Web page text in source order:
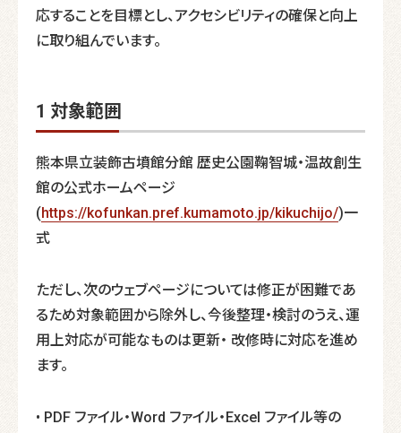
応することを目標とし、アクセシビリティの確保と向上
に取り組んでいます。
1 対象範囲
熊本県立装飾古墳館分館 歴史公園鞠智城・温故創生
館の公式ホームページ
(https://kofunkan.pref.kumamoto.jp/kikuchijo/)一
式
ただし、次のウェブページについては修正が困難であ
るため対象範囲から除外し、今後整理・検討のうえ、運
用上対応が可能なものは更新・ 改修時に対応を進め
ます。
• PDF ファイル・Word ファイル・Excel ファイル等の